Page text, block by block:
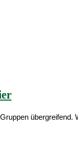
übergreifend.